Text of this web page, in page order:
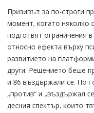
Призивът за по-строги
момент, когато няколко
подготвят ограничения
относно ефекта върху
развитието на
други. Решението беше
и 86 въздържали се. По-
„против“ и „въздържал
десния спектър, които